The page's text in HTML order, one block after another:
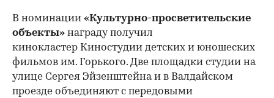
В номинации «Культурно-просветительские
объекты» награду получил
кинокластер Киностудии детских и юношеских
фильмов им. Горького. Две площадки студии на
улице Сергея Эйзенштейна и в Валдайском
проезде объединяют с передовыми